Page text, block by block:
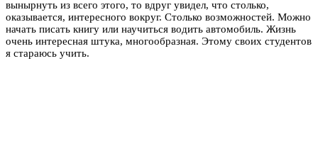
вынырнуть из всего этого, то вдруг увидел, что столько,
оказывается, интересного вокруг. Столько возможностей. Можно
начать писать книгу или научиться водить автомобиль. Жизнь
очень интересная штука, многообразная. Этому своих студентов
я стараюсь учить.